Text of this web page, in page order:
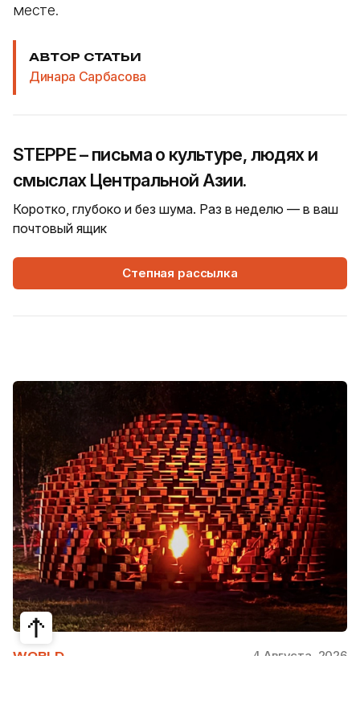
месте.
АВТОР СТАТЬИ
Динара Сарбасова
STEPPE – письма о культуре, людях и
смыслах Центральной Азии.
Коротко, глубоко и без шума. Раз в неделю — в ваш
почтовый ящик
Степная рассылка
WORLD 4 Августа, 2026